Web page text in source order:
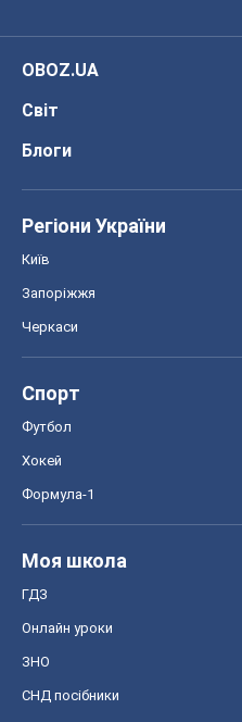
OBOZ.UA
Світ
Блоги
Регіони України
Київ
Запоріжжя
Черкаси
Спорт
Футбол
Хокей
Формула-1
Моя школа
ГДЗ
Онлайн уроки
ЗНО
СНД посібники